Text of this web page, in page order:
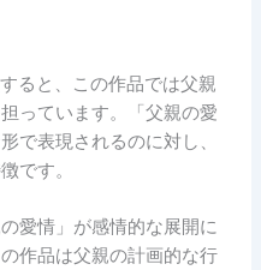
ると、この作品では父親
っています。「父親の愛
で表現されるのに対し、
です。
愛情」が感情的な展開に
作品は父親の計画的な行